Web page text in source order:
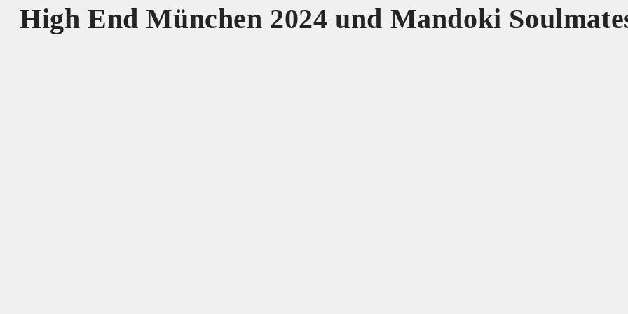
High End München 2024 und Mandoki